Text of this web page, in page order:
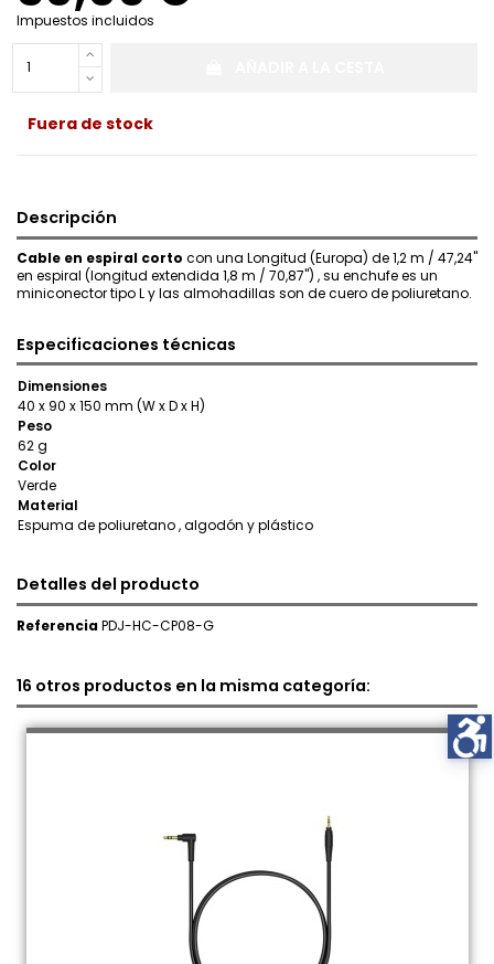
Impuestos incluidos
Fuera de stock
Descripción
Cable en espiral corto con una Longitud (Europa) de 1,2 m / 47,24"
en espiral (longitud extendida 1,8 m / 70,87") , su enchufe es un
miniconector tipo L y las almohadillas son de cuero de poliuretano.
Especificaciones técnicas
Dimensiones
40 x 90 x 150 mm (W x D x H)
Peso
62 g
Color
Verde
Material
Espuma de poliuretano , algodón y plástico
Detalles del producto
ReferenciaPDJ-HC-CP08-G
16 otros productos en la misma categoría: